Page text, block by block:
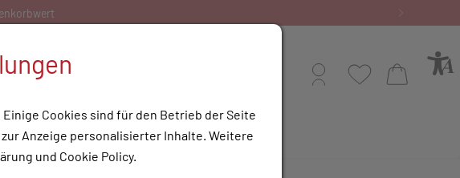
Profil WunschlisteWarenkorb
Service
Unsere Apotheke
Cookies sind für den Betrieb der Seite
Anzeige personalisierter Inhalte. Weitere
und Cookie Policy.